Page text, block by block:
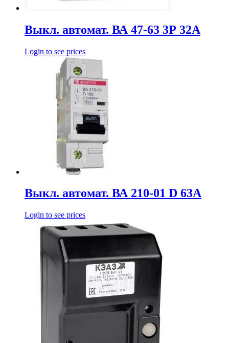
Выкл. автомат. ВА 47-63 3Р 32А
Login to see prices
Выкл. автомат. ВА 210-01 D 63А
Login to see prices